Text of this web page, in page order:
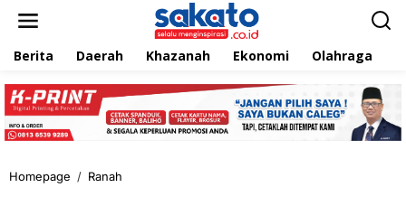
e
k
Berita Daerah Khazanah Ekonomi Olahraga
Homepage / Ranah